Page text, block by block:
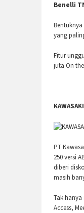
Benelli
yang
Fitur
juta On
KAWASAKI
PT
250 versi
diberi
masih
Tak
Access,